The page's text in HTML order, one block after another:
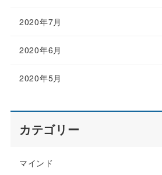
2020年7月
2020年6月
2020年5月
カテゴリー
マインド